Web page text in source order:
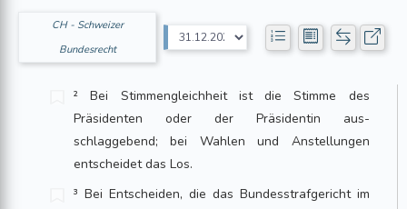
CH - Schweizer
Bundesrecht
² Bei Stimmengleichheit ist die Stimme des
Präsidenten oder der Präsidentin aus­
schlaggebend; bei Wahlen und Anstellungen
entscheidet das Los.
³ Bei Entscheiden, die das Bundesstrafgericht im